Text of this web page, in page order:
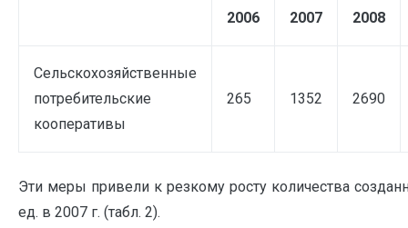
2006 2007 2008
Сельскохозяйственные
потребительские
кооперативы
265 1352 2690
Эти меры привели к резкому росту количества
ед. в 2007 г. (табл. 2).